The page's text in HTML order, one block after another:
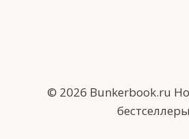
© 2026 Bunkerbook.ru
бестселлеры